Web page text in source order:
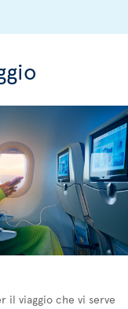
il viaggio che vi serve